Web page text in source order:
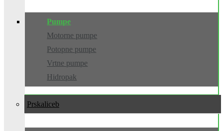
Pumpe
Motorne pumpe
Potopne pumpe
Vrtne pumpe
Hidropak
Prskalice